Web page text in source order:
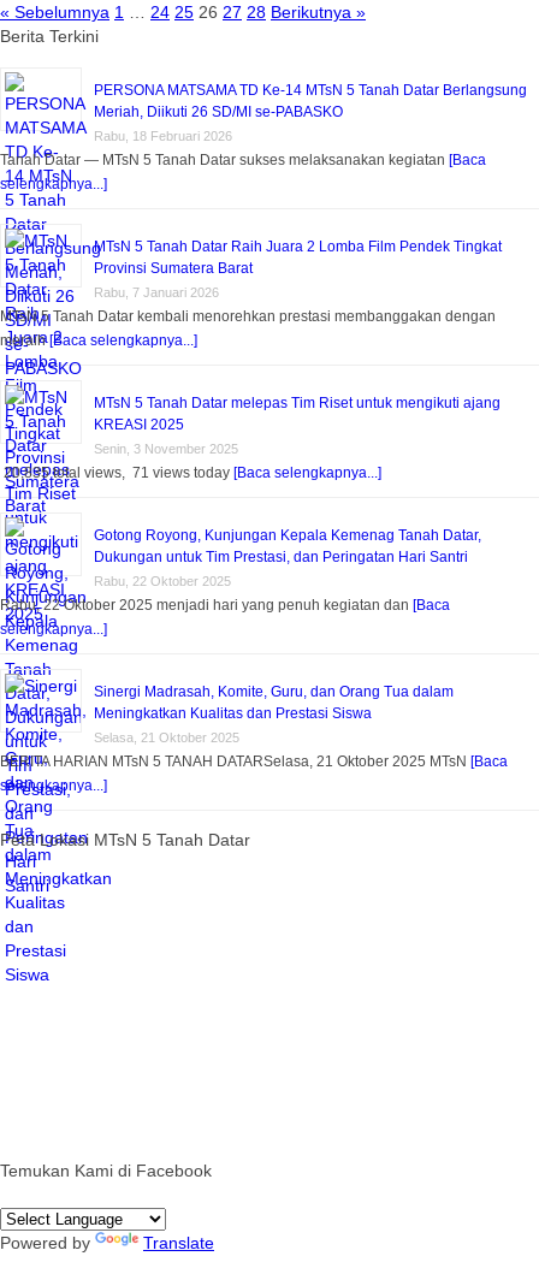
« Sebelumnya 1 24 25 26 27 28 Berikutnya »
Berita Terkini
PERSONA MATSAMA TD Ke-14 MTsN 5 Tanah Datar Berlangsung
Meriah, Diikuti 26 SD/MI se-PABASKO
Rabu, 18 Februari 2026
Tanah Datar — MTsN 5 Tanah Datar sukses melaksanakan kegiatan [Baca
selengkapnya...]
MTsN 5 Tanah Datar Raih Juara 2 Lomba Film Pendek Tingkat
Provinsi Sumatera Barat
Rabu, 7 Januari 2026
MTsN 5 Tanah Datar kembali menorehkan prestasi membanggakan dengan
meraih[Baca selengkapnya...]
MTsN 5 Tanah Datar melepas Tim Riset untuk mengikuti ajang
KREASI 2025
Senin, 3 November 2025
20,835 total views, 71 views today [Baca selengkapnya...]
Gotong Royong, Kunjungan Kepala Kemenag Tanah Datar,
Dukungan untuk Tim Prestasi, dan Peringatan Hari Santri
Rabu, 22 Oktober 2025
Rabu, 22 Oktober 2025 menjadi hari yang penuh kegiatan dan [Baca
selengkapnya...]
Sinergi Madrasah, Komite, Guru, dan Orang Tua dalam
Meningkatkan Kualitas dan Prestasi Siswa
Selasa, 21 Oktober 2025
BERITA HARIAN MTsN 5 TANAH DATARSelasa, 21 Oktober 2025 MTsN [Baca
selengkapnya...]
Peta Lokasi MTsN 5 Tanah Datar
Temukan Kami di Facebook
Powered by Translate